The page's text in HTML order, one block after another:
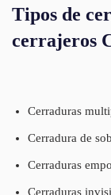
Tipos de
cerrajeros
Cerraduras
Cerradura de
Cerraduras
Cerraduras